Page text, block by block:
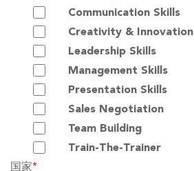
Communication Skills
Creativity & Innovation
Leadership Skills
Management Skills
Presentation Skills
Sales Negotiation
Team Building
Train-The-Trainer
国家*